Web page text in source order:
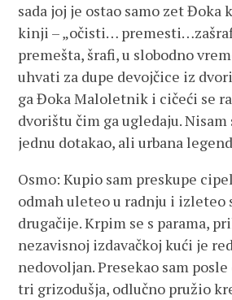
sada joj je ostao samo zet Đoka
kinji – „očisti…
premešta, šrafi, u slobodno
uhvati za dupe devojčice iz
ga Đoka Maloletnik i cičeći se
dvorištu čim ga ugledaju. Nisam
jednu dotakao, ali urbana
Osmo: Kupio sam preskupe
odmah uleteo u radnju i izleteo
drugačije. Krpim se s parama,
nezavisnoj izdavačkoj kući je
nedovoljan. Presekao sam
tri grizodušja, odlučno pružio